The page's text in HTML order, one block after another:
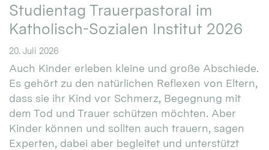
Studientag Trauerpastoral im
Katholisch-Sozialen Institut 2026
20. Juli 2026
Auch Kinder erleben kleine und große Abschiede.
Es gehört zu den natürlichen Reflexen von Eltern,
dass sie ihr Kind vor Schmerz, Begegnung mit
dem Tod und Trauer schützen möchten. Aber
Kinder können und sollten auch trauern, sagen
Experten, dabei aber begleitet und unterstützt